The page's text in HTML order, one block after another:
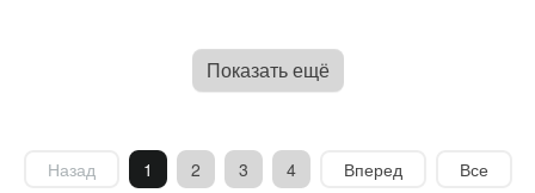
Показать ещё
Назад 1 2 3 4 Вперед Все